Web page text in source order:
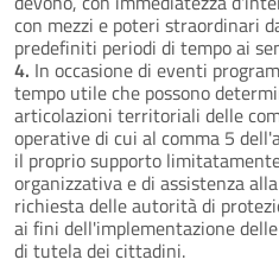
con mezzi e poteri straordinari
predefiniti periodi di tempo ai
4. In occasione di eventi
tempo utile che possono
articolazioni territoriali delle
operative di cui al comma 5
il proprio supporto
organizzativa e di assistenza
richiesta delle autorità di
ai fini dell'implementazione
di tutela dei cittadini.